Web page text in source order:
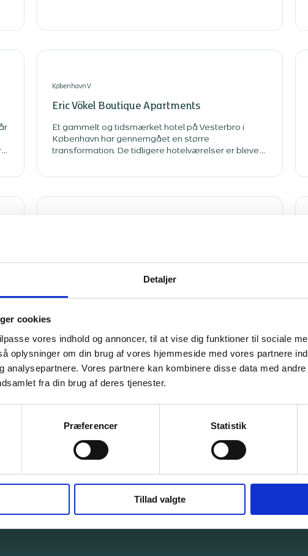
Detaljer
cookies
vores indhold og annoncer, til at vise dig funktioner til sociale
oplysninger om din brug af vores hjemmeside med vores partnere
analysepartnere. Vores partnere kan kombinere disse data med
fra din brug af deres tjenester.
Præferencer Statistik
Tillad valgte
København V
Eric Vökel Boutique Apartments
Et gammelt og tidsmærket hotel på Vesterbro i
København har gennemgået en større
transformation. De tidligere hotelværelser er blevet
i
forbindelse med transformationen af en
kontorejendom til et mandekrisecenter. Opgaven
de eksisterende lokaler. De store, åbne
kontorarealer blev opdelt i mindre rum, som i dag
fungerer som samtalerum og værelser. Derudover
er der lagt vægt på at skabe fælles opholdsrum
(stue og køkken) samt familieværelser. Som rådgiver
kvalitetskontrol, byggeledelse og tilsyn i forbindelse